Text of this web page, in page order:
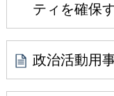
ティを確保
政治活動用